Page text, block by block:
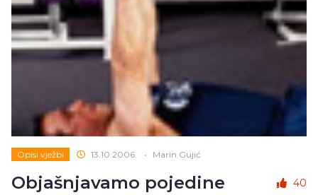
Opisi vježbi 13.10.2006. • Marin Gujić
Objašnjavamo pojedine
40